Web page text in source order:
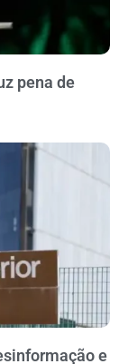
pena de
e